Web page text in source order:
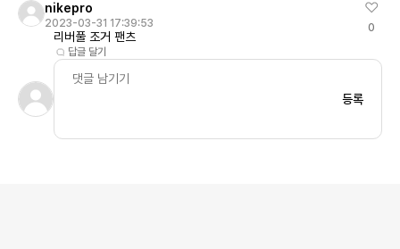
nikepro
2023-03-31 17:39:53
리버풀 조거 팬츠
답글 달기
0
등록